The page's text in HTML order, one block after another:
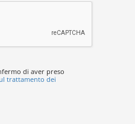
di aver preso
trattamento dei